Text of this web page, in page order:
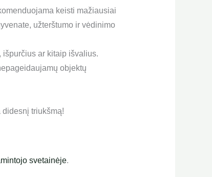
keisti mažiausiai
užterštumo ir vėdinimo
ar kitaip išvalius.
objektų
triukšmą!
svetainėje.